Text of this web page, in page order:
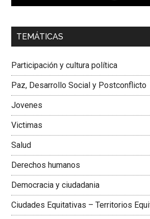
00:00
Dra. Carolina Corcho Mejía,Presidenta
Colombiana
TEMÁTICAS
Participación y cultura política
Paz, Desarrollo Social y Postconflicto
Jovenes
Victimas
Salud
Derechos humanos
Democracia y ciudadania
Ciudades Equitativas – Territorios